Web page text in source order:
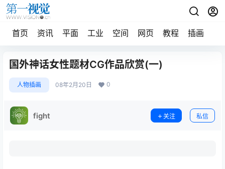
首页 资讯 平面 工业 空间 网页 教程 插画
国外神话女性题材CG作品欣赏(一)
人物插画 08年2月20日 0
fight 关注 私信